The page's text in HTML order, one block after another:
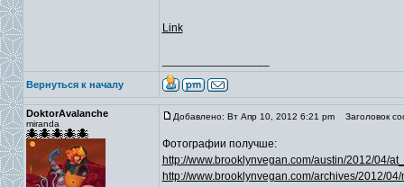
Link
Вернуться к началу
DoktorAvalanche
miranda
Добавлено: Вт Апр 10, 2012 6:21 pm Заголовок
Фотографии получше:
http://www.brooklynvegan.com/austin/2012/04/
http://www.brooklynvegan.com/archives/2012/